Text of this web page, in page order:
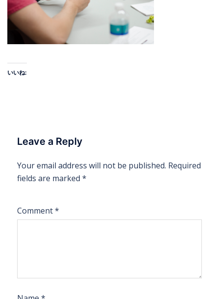
いいね:
Leave a Reply
Your email address will not be published. Required
fields are marked *
Comment*